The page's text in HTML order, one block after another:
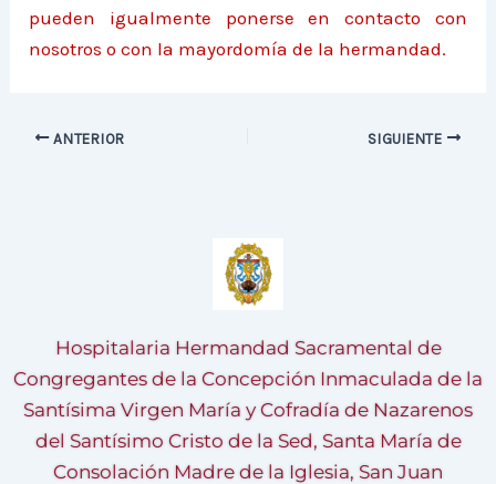
pueden igualmente ponerse en contacto con
nosotros o con la mayordomía de la hermandad.
ANTERIOR SIGUIENTE
Hospitalaria Hermandad Sacramental de
Congregantes de la Concepción Inmaculada de la
Santísima Virgen María y Cofradía de Nazarenos
del Santísimo Cristo de la Sed, Santa María de
Consolación Madre de la Iglesia, San Juan